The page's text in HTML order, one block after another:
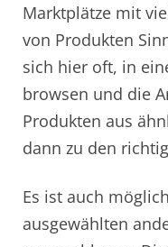
Marktplätze mit
von Produkten
sich hier oft, in
browsen und die
Produkten aus
dann zu den
Es ist auch
ausgewählten